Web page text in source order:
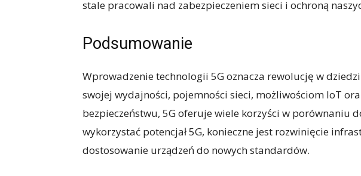
stale pracowali nad zabezpieczeniem sieci i ochroną
Podsumowanie
Wprowadzenie technologii 5G oznacza rewolucję w
swojej wydajności, pojemności sieci, możliwościom IoT
bezpieczeństwu, 5G oferuje wiele korzyści w porównaniu
wykorzystać potencjał 5G, konieczne jest rozwinięcie
dostosowanie urządzeń do nowych standardów.